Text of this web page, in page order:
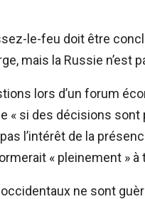
le-feu doit être
mais la Russie n’est
lors d’un forum
« si des décisions
l’intérêt de la
« pleinement »
occidentaux ne sont